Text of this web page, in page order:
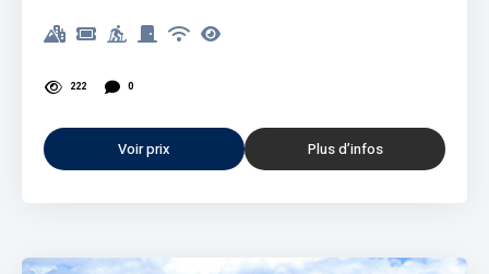
222 0
Voir prix Plus d’infos